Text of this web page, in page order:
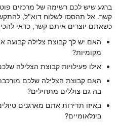
ברגע שיש לכם רשימה של מרכזים
קשר. אל תהססו לשלוח דוא"ל,
כשאתם יוצרים איתם קשר, כדאי
האם יש לך קבוצת צלילה קבועה
מקומיות?
אילו פעילויות קבוצת הצלילה
האם קבוצת הצלילה שלכם
בה גם צוללים מתחילים?
באיזו תדירות אתם מארגנים
בינלאומיים?